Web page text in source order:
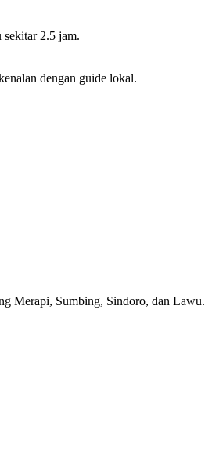
2.5 jam.
dengan guide lokal.
Merapi, Sumbing, Sindoro, dan Lawu.